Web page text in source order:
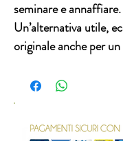
seminare e annaffiare.
Un’alternativa utile,
originale anche per